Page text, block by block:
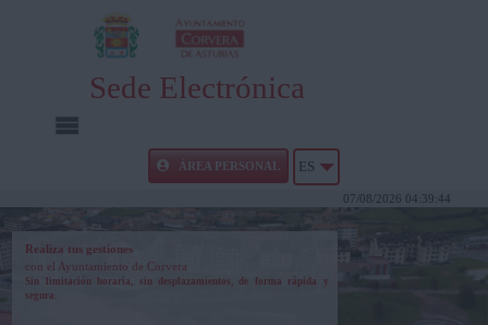
Sede Electrónica
INICIO
CARPETA CIUDADANA
ÁREA PERSONAL ES
07/08/2026 04:39:44
Realiza tus gestiones
con el Ayuntamiento de Corvera
Sin limitación horaria, sin desplazamientos, de forma rápida y
segura.